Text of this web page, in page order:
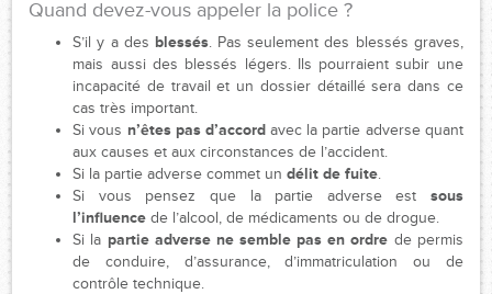
Quand devez-vous appeler la police ?
S’il y a des blessés. Pas seulement des blessés graves,
mais aussi des blessés légers. Ils pourraient subir une
incapacité de travail et un dossier détaillé sera dans ce
cas très important.
Si vous n’êtes pas d’accordavec la partie adverse quant
aux causes et aux circonstances de l’accident.
Si la partie adverse commet undélit de fuite.
Si vous pensez que la partie adverse est sous
l’influencede l’alcool, de médicaments ou de drogue.
Si la partie adverse ne semble pas en ordre de permis
de conduire, d’assurance, d’immatriculation ou de
contrôle technique.